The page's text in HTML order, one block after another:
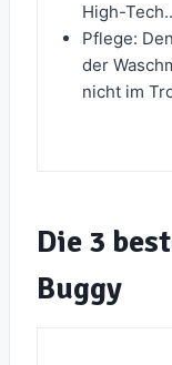
High-
Pflege:
der
nicht im
Die 3
Buggy